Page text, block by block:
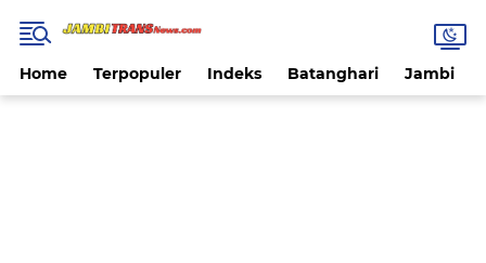
Home Terpopuler Indeks Batanghari Jambi